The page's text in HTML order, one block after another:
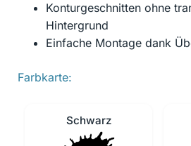
Konturgeschnitten ohne
Hintergrund
Einfache Montage dank
Farbkarte:
Schwarz